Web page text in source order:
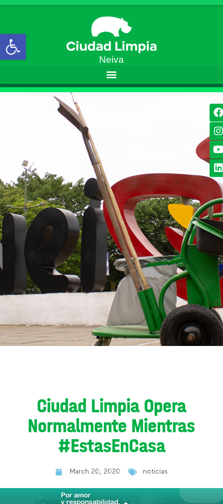
Open toolbar
Neiva
Ciudad Limpia Opera
Normalmente Mientras
#EstasEnCasa
March 20, 2020 noticias